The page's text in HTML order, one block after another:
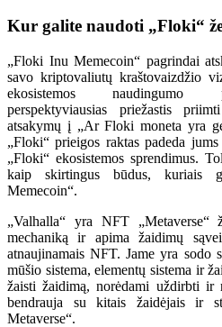
Kur galite naudoti „Floki“
„Floki Inu Memecoin“ pagrindai
savo kriptovaliutų kraštovaizdžio
ekosistemos naudingumo
perspektyviausias priežastis
atsakymų į „Ar Floki moneta yra
„Floki“ prieigos raktas padeda
„Floki“ ekosistemos sprendimus.
kaip skirtingus būdus, kuriais
Memecoin“.
„Valhalla“ yra NFT „Metaverse“
mechaniką ir apima žaidimų
atnaujinamais NFT. Jame yra sodo
mūšio sistema, elementų sistema ir
žaisti žaidimą, norėdami uždirbti
bendrauja su kitais žaidėjais ir
Metaverse“.